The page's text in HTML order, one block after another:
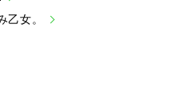
乙女。